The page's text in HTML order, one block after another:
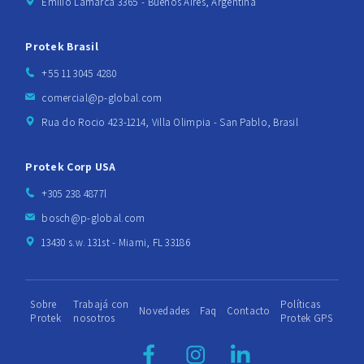
Protek Brasil
+55 11 3045 4280
comercial@p-global.com
Rua do Rocio 423-1214, Villa Olimpia - San Pablo, Brasil
Protek Corp USA
+305 238 4877l
bosch@p-global.com
13430 s.w. 131st - Miami, FL 33186
Sobre
Protek
Trabajá con
nosotros
Novedades Faq Contacto
Políticas
Protek GPS